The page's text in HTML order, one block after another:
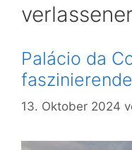
Palácio da
13. Oktober 2024